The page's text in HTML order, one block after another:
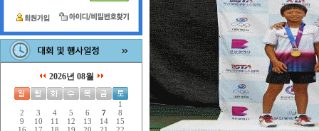
2026년 08월
1
2
3 4 5 6 7
8
9
10 11 12 13 14
15